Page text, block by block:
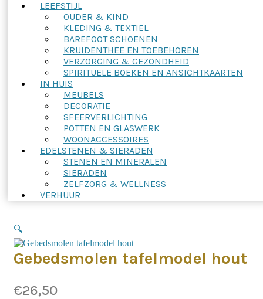
LEEFSTIJL
OUDER & KIND
KLEDING & TEXTIEL
BAREFOOT SCHOENEN
KRUIDENTHEE EN TOEBEHOREN
VERZORGING & GEZONDHEID
SPIRITUELE BOEKEN EN ANSICHTKAARTEN
IN HUIS
MEUBELS
DECORATIE
SFEERVERLICHTING
POTTEN EN GLASWERK
WOONACCESSOIRES
EDELSTENEN & SIERADEN
STENEN EN MINERALEN
SIERADEN
ZELFZORG & WELLNESS
VERHUUR
🔍
Gebedsmolen tafelmodel hout
€26,50